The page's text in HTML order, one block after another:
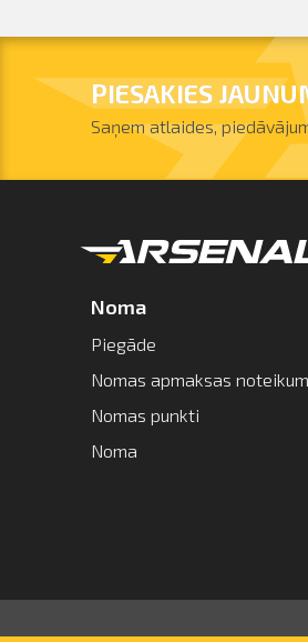
PIESAKIES
Saņem atlaides,
Noma
Piegāde
Nomas apmaksas
Nomas punkti
Noma